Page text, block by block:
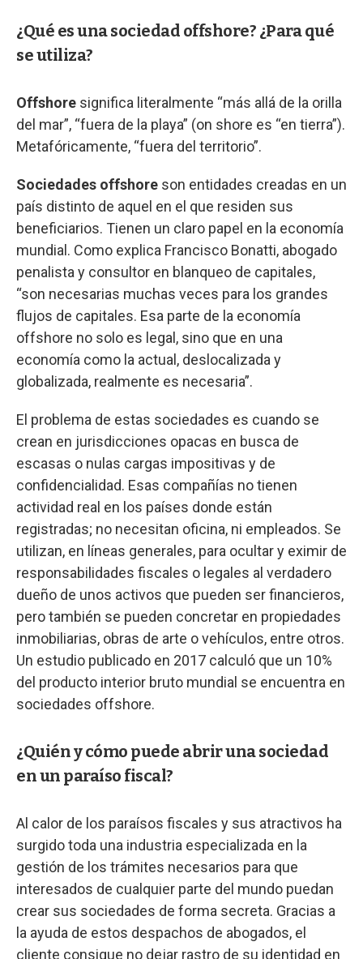
¿Qué es una sociedad offshore? ¿Para qué
se utiliza?
Offshore significa literalmente “más allá de la orilla
del mar”, “fuera de la playa” (on shore es “en tierra”).
Metafóricamente, “fuera del territorio”.
Sociedades offshore son entidades creadas en un
país distinto de aquel en el que residen sus
beneficiarios. Tienen un claro papel en la economía
mundial. Como explica Francisco Bonatti, abogado
penalista y consultor en blanqueo de capitales,
“son necesarias muchas veces para los grandes
flujos de capitales. Esa parte de la economía
offshore no solo es legal, sino que en una
economía como la actual, deslocalizada y
globalizada, realmente es necesaria”.
El problema de estas sociedades es cuando se
crean en jurisdicciones opacas en busca de
escasas o nulas cargas impositivas y de
confidencialidad. Esas compañías no tienen
actividad real en los países donde están
registradas; no necesitan oficina, ni empleados. Se
utilizan, en líneas generales, para ocultar y eximir de
responsabilidades fiscales o legales al verdadero
dueño de unos activos que pueden ser financieros,
pero también se pueden concretar en propiedades
inmobiliarias, obras de arte o vehículos, entre otros.
Un estudio publicado en 2017 calculó que un 10%
del producto interior bruto mundial se encuentra en
sociedades offshore.
¿Quién y cómo puede abrir una sociedad
en un paraíso fiscal?
Al calor de los paraísos fiscales y sus atractivos ha
surgido toda una industria especializada en la
gestión de los trámites necesarios para que
interesados de cualquier parte del mundo puedan
crear sus sociedades de forma secreta. Gracias a
la ayuda de estos despachos de abogados, el
cliente consigue no dejar rastro de su identidad en